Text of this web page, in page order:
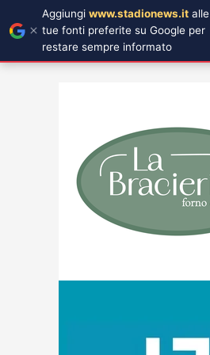
Aggiungi www.stadionews.it alle
tue fonti preferite su Google per
restare sempre informato